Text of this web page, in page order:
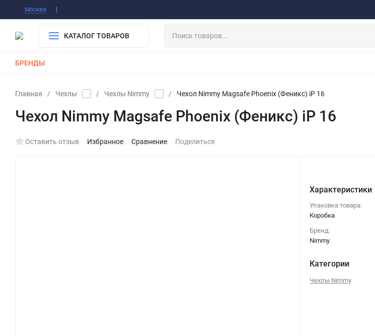
Москва
КАТАЛОГ ТОВАРОВ
БРЕНДЫ
Главная / Чехлы / Чехлы Nimmy / Чехол Nimmy Magsafe Phoenix (Феникс) iP 16
Чехол Nimmy Magsafe Phoenix (Феникс) iP 16
Оставить отзыв Избранное Сравнение Поделиться
Характеристики
Упаковка товара:
Коробка
Бренд:
Nimmy
Категории
Чехлы Nimmy